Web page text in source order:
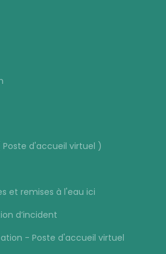
d'accueil virtuel )
et remises à l'eau ici
d’incident
- Poste d'accueil virtuel